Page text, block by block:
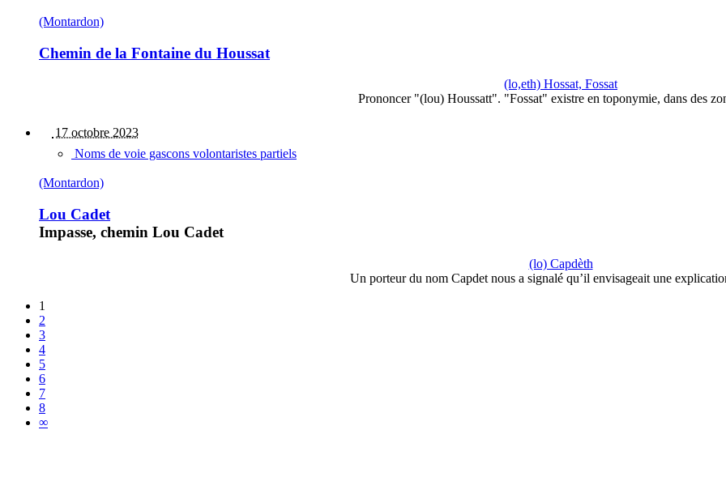
(Montardon)
Chemin de la Fontaine du Houssat
(lo,eth) Hossat, Fossat
Prononcer "(lou) Houssatt". "Fossat" existre en toponymie, dans des
17 octobre 2023
Noms de voie gascons volontaristes partiels
(Montardon)
Lou Cadet
Impasse, chemin Lou Cadet
(lo) Capdèth
Un porteur du nom Capdet nous a signalé qu’il envisageait une
1
2
3
4
5
6
7
8
∞